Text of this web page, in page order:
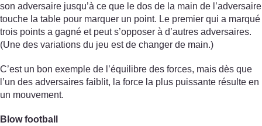
son adversaire jusqu’à ce que le dos de la main de l’adversaire
touche la table pour marquer un point. Le premier qui a marqué
trois points a gagné et peut s’opposer à d’autres adversaires.
(Une des variations du jeu est de changer de main.)
C’est un bon exemple de l’équilibre des forces, mais dès que
l’un des adversaires faiblit, la force la plus puissante résulte en
un mouvement.
Blow football